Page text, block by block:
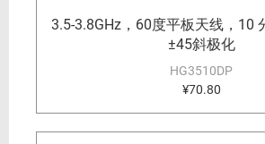
3.5-3.8GHz，60度平板天线，10
±45斜极化
HG3510DP
¥70.80